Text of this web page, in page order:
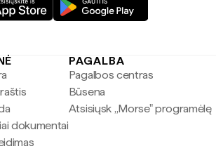
dokumentai
PAGALBA
Pagalbos centras
Būsena
Atsisiųsk „Morse" programėlę